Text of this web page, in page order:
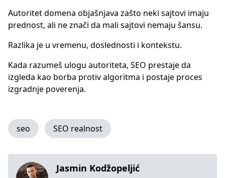
Autoritet domena objašnjava zašto neki sajtovi imaju
prednost, ali ne znači da mali sajtovi nemaju šansu.
Razlika je u vremenu, doslednosti i kontekstu.
Kada razumeš ulogu autoriteta, SEO prestaje da
izgleda kao borba protiv algoritma i postaje proces
izgradnje poverenja.
seo SEO realnost
Jasmin Kodžopeljić